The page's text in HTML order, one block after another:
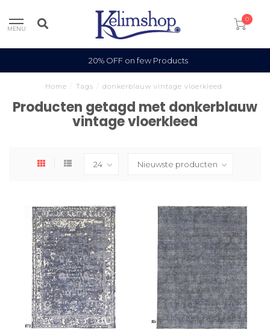
MENU
0
20% OFF on few Products
Home Tags donkerblauw vintage vloerkleed
Producten getagd met donkerblauw
vintage vloerkleed